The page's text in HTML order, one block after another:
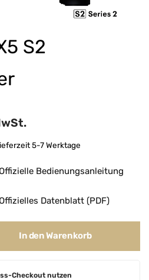
S2
5-7 Werktage
Bedienungsanleitung
Datenblatt (PDF)
In den Warenkorb
Checkout nutzen